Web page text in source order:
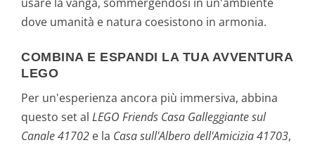
dove umanità e natura coesistono in armonia.
COMBINA E ESPANDI LA TUA AVVENTURA
LEGO
Per un'esperienza ancora più immersiva, abbina
questo set al LEGO Friends Casa Galleggiante sul
Canale 41702 e la Casa sull'Albero dell'Amicizia 41703,